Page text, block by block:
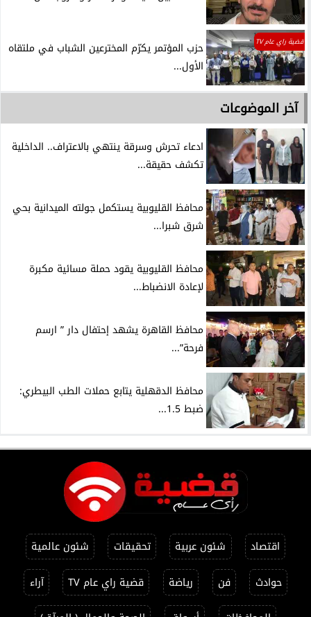
قضية راي عام TV
حزب المؤتمر يكرّم المخترعين الشباب في ملتقاه
الأول...
آخر الموضوعات
ادعاء تحرش وسرقة ينتهي بالاعتراف.. الداخلية
تكشف حقيقة...
محافظ القليوبية يستكمل جولته الميدانية بحي
شرق شبرا...
محافظ القليوبية يقود حملة مسائية مكبرة
لإعادة الانضباط...
محافظ القاهرة يشهد إحتفال دار ” ارسم
فرحة”...
محافظ الدقهلية يتابع حملات الطب البيطري:
ضبط 1.5...
اقتصاد شئون عربية تحقيقات
شئون عالمية
حوادث
فن رياضة قضية راي عام TV
آراء